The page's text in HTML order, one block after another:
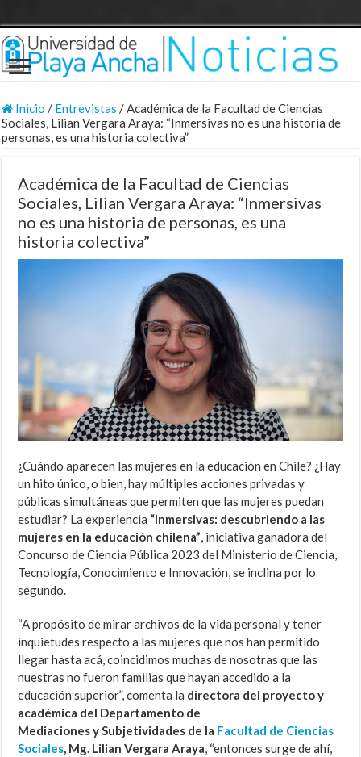
Inicio / Entrevistas /Académica de la Facultad de Ciencias
Sociales, Lilian Vergara Araya: “Inmersivas no es una historia de
personas, es una historia colectiva”
Académica de la Facultad de Ciencias
Sociales, Lilian Vergara Araya: “Inmersivas
no es una historia de personas, es una
historia colectiva”
¿Cuándo aparecen las mujeres en la educación en Chile? ¿Hay
un hito único, o bien, hay múltiples acciones privadas y
públicas simultáneas que permiten que las mujeres puedan
estudiar? La experiencia “Inmersivas: descubriendo a las
mujeres en la educación chilena”, iniciativa ganadora del
Concurso de Ciencia Pública 2023 del Ministerio de Ciencia,
Tecnología, Conocimiento e Innovación, se inclina por lo
segundo.
“A propósito de mirar archivos de la vida personal y tener
inquietudes respecto a las mujeres que nos han permitido
llegar hasta acá, coincidimos muchas de nosotras que las
nuestras no fueron familias que hayan accedido a la
educación superior”, comenta la directora del proyecto y
académica del Departamento de
Mediaciones y Subjetividades de la Facultad de Ciencias
Sociales, Mg. Lilian Vergara Araya, “entonces surge de ahí,